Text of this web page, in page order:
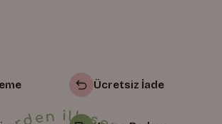
Ücretsiz İade